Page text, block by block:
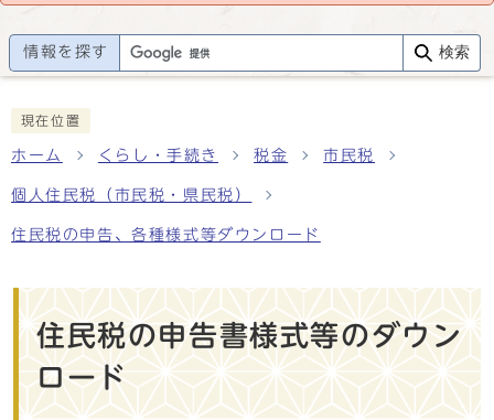
情報を探す 検索
現在位置
ホーム くらし・手続き 税金 市民税
個人住民税（市民税・県民税）
住民税の申告、各種様式等ダウンロード
住民税の申告書様式等のダウン
ロード